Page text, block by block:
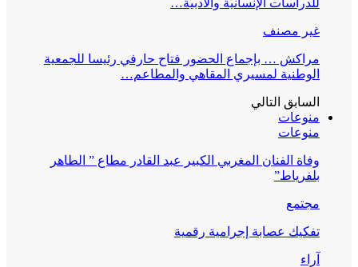
للدراسات الإنسانية والأدبية…
غير مصنف
مراكش … بإجماع الحضور فتاح حارفي رئيسا للجمعية
الوطنية لمسيري المقاهي والمطاعم…
السابق التالي
منوعات
منوعات
وفاة الفنان المغربي الكبير عبد القادر مطاع ” الطاهر
بلفرياط”
مجتمع
تفكيك عصابة إجرامية رقمية
آراء